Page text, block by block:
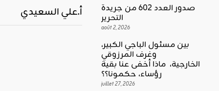
أ.علي السعيدي
صدور العدد 602 من جريدة
التحرير
août 2, 2026
بين مسئول الباجي الكبير،
وغرف المرزوقي
الخارجية، ماذا أخفى عنا بقية
رؤساء، حكمونا؟؟
juillet 27, 2026
بين